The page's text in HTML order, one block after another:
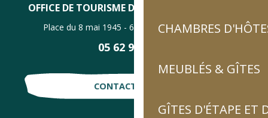
CHAMBRES
MEUBLÉS & GÎTES
GÎTES D'ÉTAPE ET
OFFICE DE TOURISME DE LUZ-SAINT-SAUVEUR
Place du 8 mai 1945 - 65120 Luz-Saint-Sauveur
05 62 92 30 30
CONTACTE-NOUS !